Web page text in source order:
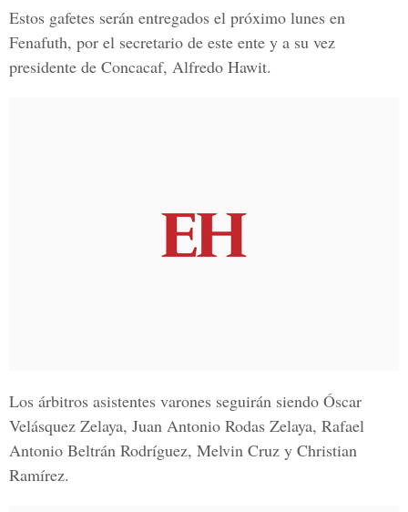
Estos gafetes serán entregados el próximo lunes en
Fenafuth, por el secretario de este ente y a su vez
presidente de Concacaf, Alfredo Hawit.
Los árbitros asistentes varones seguirán siendo Óscar
Velásquez Zelaya, Juan Antonio Rodas Zelaya, Rafael
Antonio Beltrán Rodríguez, Melvin Cruz y Christian
Ramírez.